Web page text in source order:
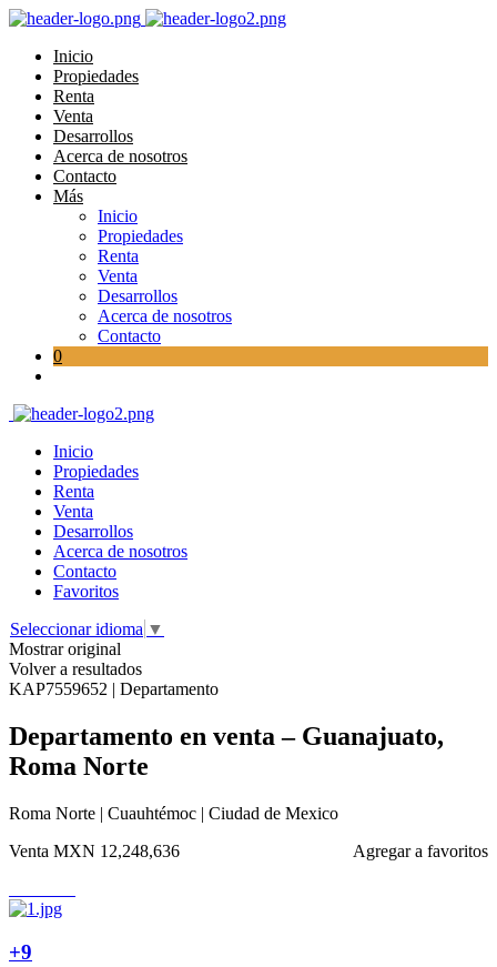
Inicio
Propiedades
Renta
Venta
Desarrollos
Acerca de nosotros
Contacto
Más
Inicio
Propiedades
Renta
Venta
Desarrollos
Acerca de nosotros
Contacto
0
Inicio
Propiedades
Renta
Venta
Desarrollos
Acerca de nosotros
Contacto
Favoritos
Seleccionar idioma ▼
Mostrar original
Volver a resultados
KAP7559652 | Departamento
Departamento en venta – Guanajuato,
Roma Norte
Roma Norte | Cuauhtémoc | Ciudad de Mexico
Agregar a favoritos
Venta MXN 12,248,636
+9